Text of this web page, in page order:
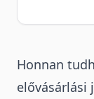
Honnan
elővásárlási